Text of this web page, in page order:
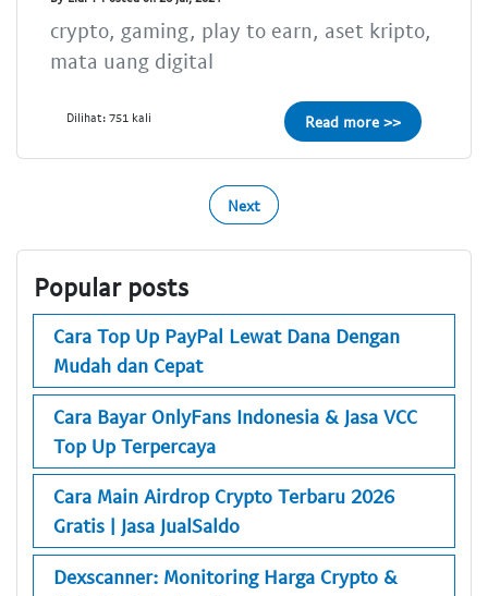
crypto, gaming, play to earn, aset kripto,
mata uang digital
Dilihat: 751 kali Read more >>
Next
Popular posts
Cara Top Up PayPal Lewat Dana Dengan
Mudah dan Cepat
Cara Bayar OnlyFans Indonesia & Jasa VCC
Top Up Terpercaya
Cara Main Airdrop Crypto Terbaru 2026
Gratis | Jasa JualSaldo
Dexscanner: Monitoring Harga Crypto &